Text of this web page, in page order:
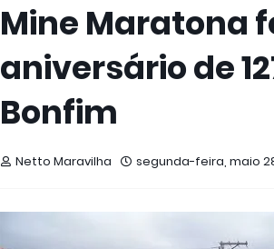
Mine Maratona
aniversário de
Bonfim
Netto Maravilha segunda-feira, maio